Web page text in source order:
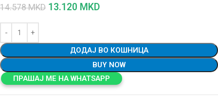
14.578MKD 13.120 MKD
ДОДАЈ ВО КОШНИЦА
BUY NOW
ПРАШАЈ МЕ НА WHATSAPP